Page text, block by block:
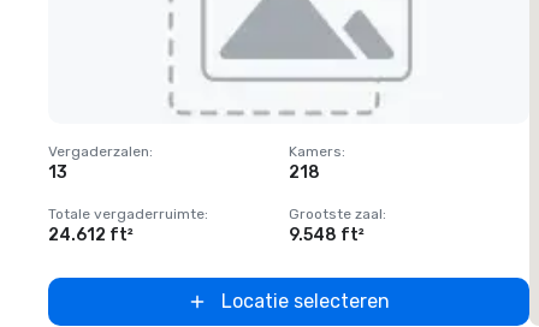
Removed from favorites
Vergaderzalen:
13
Kamers:
218
Totale vergaderruimte:
24.612 ft²
Grootste zaal:
9.548 ft²
Locatie selecteren